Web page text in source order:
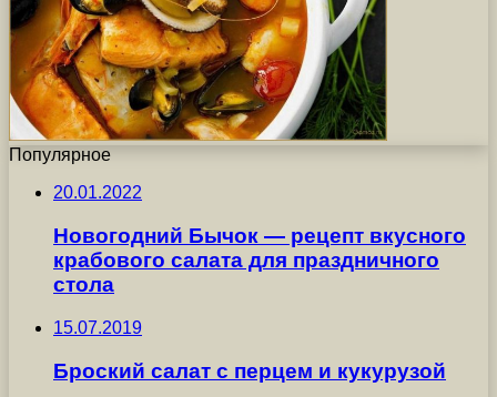
Популярное
20.01.2022
Новогодний Бычок — рецепт вкусного
крабового салата для праздничного
стола
15.07.2019
Броский салат с перцем и кукурузой